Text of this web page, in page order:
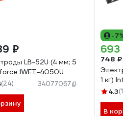
₽
LB-52U (4 мм; 5
IWET-4050U
(24) 34077067
-
693
748 ₽
1 кг)
4.3
В